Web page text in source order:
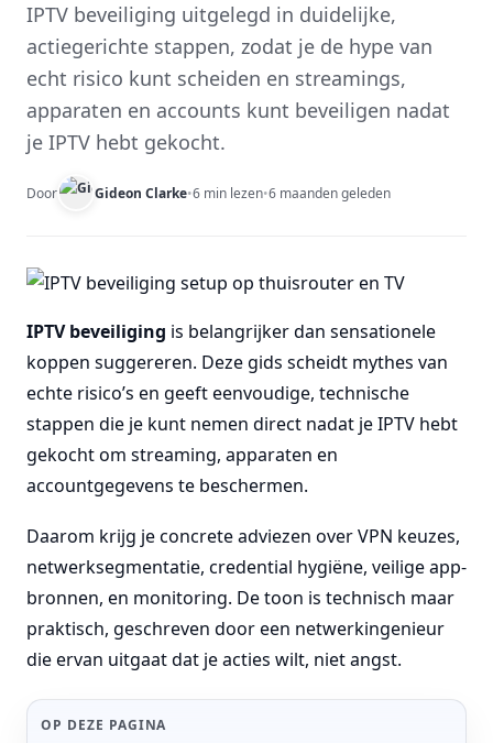
IPTV beveiliging uitgelegd in duidelijke,
actiegerichte stappen, zodat je de hype van
echt risico kunt scheiden en streamings,
apparaten en accounts kunt beveiligen nadat
je IPTV hebt gekocht.
Door Gideon Clarke•6 min lezen•6 maanden geleden
IPTV beveiliging is belangrijker dan sensationele
koppen suggereren. Deze gids scheidt mythes van
echte risico’s en geeft eenvoudige, technische
stappen die je kunt nemen direct nadat je IPTV hebt
gekocht om streaming, apparaten en
accountgegevens te beschermen.
Daarom krijg je concrete adviezen over VPN keuzes,
netwerksegmentatie, credential hygiëne, veilige app-
bronnen, en monitoring. De toon is technisch maar
praktisch, geschreven door een netwerkingenieur
die ervan uitgaat dat je acties wilt, niet angst.
OP DEZE PAGINA